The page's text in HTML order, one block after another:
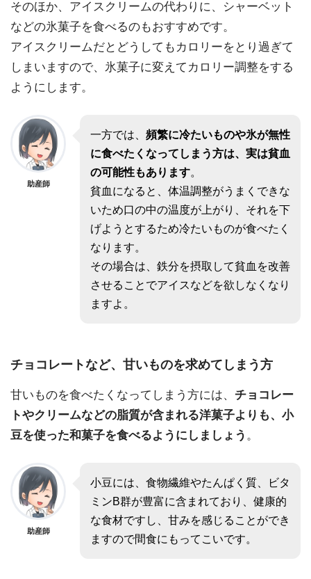
そのほか、アイスクリームの代わりに、シャーベット
などの氷菓子を食べるのもおすすめです。
アイスクリームだとどうしてもカロリーをとり過ぎて
しまいますので、氷菓子に変えてカロリー調整をする
ようにします。
助産師
一方では、 頻繁に冷たいものや氷が無性
に食べたくなってしまう方は、実は貧血
の可能性もあります。
貧血になると、体温調整がうまくできな
いため口の中の温度が上がり、それを下
げようとするため冷たいものが食べたく
なります。
その場合は、鉄分を摂取して貧血を改善
させることでアイスなどを欲しなくなり
ますよ。
チョコレートなど、甘いものを求めてしまう方
甘いものを食べたくなってしまう方には、 チョコレー
トやクリームなどの脂質が含まれる洋菓子よりも、小
豆を使った和菓子を食べるようにしましょう 。
助産師
小豆には、食物繊維やたんぱく質、ビタ
ミンB群が豊富に含まれており、健康的
な食材ですし、甘みを感じることができ
ますので間食にもってこいです。